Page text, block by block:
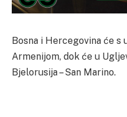
Bosna i Hercegovina će s
Armenijom, dok će u
Bjelorusija – San Marino.